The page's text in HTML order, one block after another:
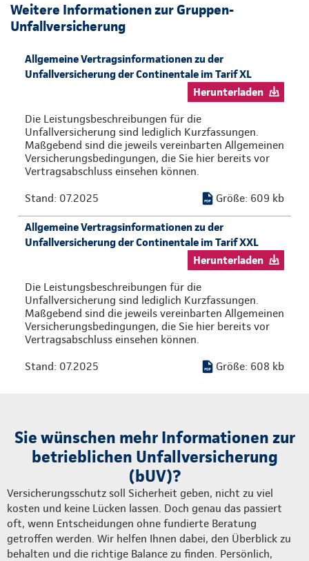
Weitere Informationen zur Gruppen-
Unfallversicherung
Allgemeine Vertragsinformationen zu der
Unfallversicherung der Continentale im Tarif XL
Herunterladen
Die Leistungsbeschreibungen für die
Unfallversicherung sind lediglich Kurzfassungen.
Maßgebend sind die jeweils vereinbarten Allgemeinen
Versicherungsbedingungen, die Sie hier bereits vor
Vertragsabschluss einsehen können.
Stand: 07.2025 Größe: 609 kb
Allgemeine Vertragsinformationen zu der
Unfallversicherung der Continentale im Tarif XXL
Herunterladen
Die Leistungsbeschreibungen für die
Unfallversicherung sind lediglich Kurzfassungen.
Maßgebend sind die jeweils vereinbarten Allgemeinen
Versicherungsbedingungen, die Sie hier bereits vor
Vertragsabschluss einsehen können.
Stand: 07.2025 Größe: 608 kb
Sie wünschen mehr Informationen zur
betrieblichen Unfallversicherung
(bUV)?
Versicherungsschutz soll Sicherheit geben, nicht zu viel
kosten und keine Lücken lassen. Doch genau das passiert
oft, wenn Entscheidungen ohne fundierte Beratung
getroffen werden. Wir helfen Ihnen dabei, den Überblick zu
behalten und die richtige Balance zu finden. Persönlich,